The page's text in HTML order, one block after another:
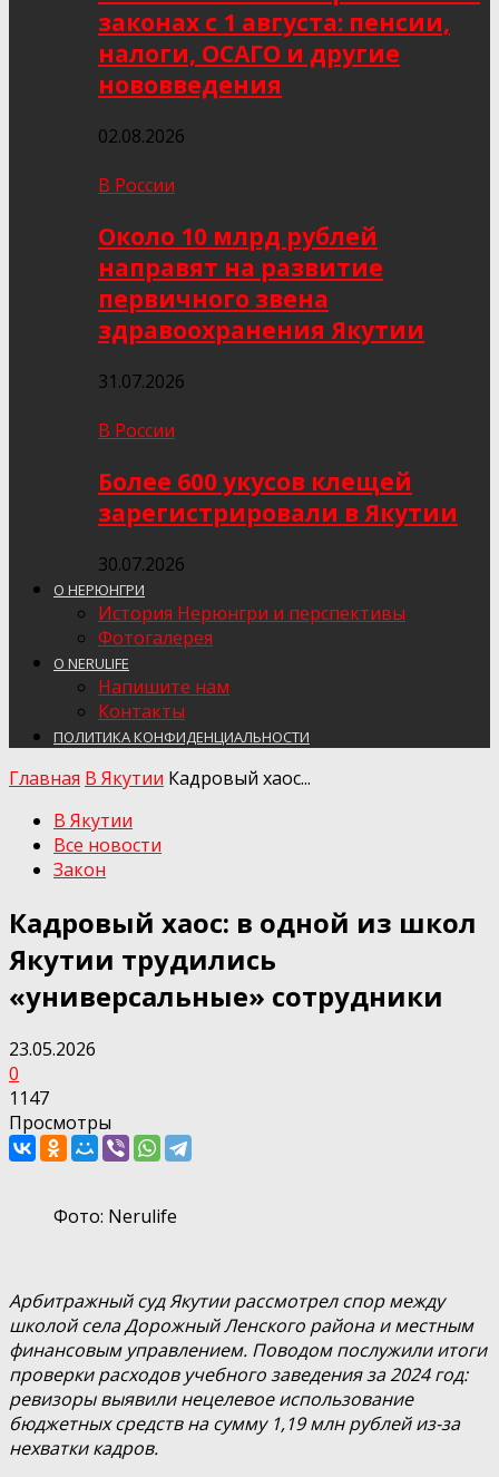
законах с 1 августа: пенсии,
налоги, ОСАГО и другие
нововведения
02.08.2026
В России
Около 10 млрд рублей
направят на развитие
первичного звена
здравоохранения Якутии
31.07.2026
В России
Более 600 укусов клещей
зарегистрировали в Якутии
30.07.2026
О НЕРЮНГРИ
История Нерюнгри и перспективы
Фотогалерея
О NERULIFE
Напишите нам
Контакты
ПОЛИТИКА КОНФИДЕНЦИАЛЬНОСТИ
Главная В Якутии Кадровый хаос...
В Якутии
Все новости
Закон
Кадровый хаос: в одной из школ
Якутии трудились
«универсальные» сотрудники
23.05.2026
0
1147
Просмотры
Фото: Nerulife
Арбитражный суд Якутии рассмотрел спор между
школой села Дорожный Ленского района и местным
финансовым управлением. Поводом послужили итоги
проверки расходов учебного заведения за 2024 год:
ревизоры выявили нецелевое использование
бюджетных средств на сумму 1,19 млн рублей из-за
нехватки кадров.